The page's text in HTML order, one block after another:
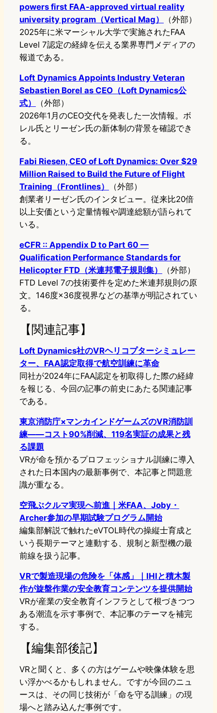
powers first FAA-approved virtual reality
university program（Vertical Mag）
（外部）
2025年に米マーシャル大学で実施されたFAA
Level 7認定の経緯を伝える業界専門メディアの
報道である。
Loft Dynamics Appoints Industry Veteran
Sebastien Borel as CEO（Loft Dynamics公
式）
（外部）
2026年1月のCEO交代を発表した一次情報。ボ
レル氏とリーゼン氏の新体制の背景を確認でき
る。
Fabi Riesen, CEO of Loft Dynamics: Over $29
Million Raised to Build the Future of Flight
Training（Frontlines）
（外部）
創業者リーゼン氏のインタビュー。従来比20倍
以上安価という定量情報や調達総額が語られて
いる。
eCFR :: Appendix D to Part 60 —
Qualification Performance Standards for
Helicopter FTD（米連邦電子規則集）
（外部）
FTD Level 7の技術要件を定めた米連邦規則の原
文。146度×36度視界などの基準が明記されてい
る。
【関連記事】
Loft Dynamics社のVRヘリコプターシミュレー
ター、FAA認定取得で航空訓練に革命
同社が2024年にFAA認定を初取得した際の経緯
を報じる、今回の記事の前史にあたる関連記事
である。
東京消防庁×マンカインドゲームズのVR消防訓
練——コスト90%削減、119名実証の成果と残
る課題
VRが命を預かるプロフェッショナル訓練に導入
された日本国内の最新事例で、本記事と問題意
識が重なる。
空飛ぶクルマ実現へ前進｜米FAA、Joby・
Archer参加の早期試験プログラム開始
編集部解説で触れたeVTOL時代の操縦士育成と
いう長期テーマと連動する、規制と新型機の最
前線を扱う記事。
VRで製造現場の危険を「体感」｜IHIと積木製
作が旋盤作業の安全教育コンテンツを提供開始
VRが産業の安全教育インフラとして根づきつつ
ある潮流を示す事例で、本記事のテーマを補完
する。
【編集部後記】
VRと聞くと、多くの方はゲームや映像体験を思
い浮かべるかもしれません。ですが今回のニュ
ースは、その同じ技術が「命を守る訓練」の現
場へと踏み込んだ事例です。